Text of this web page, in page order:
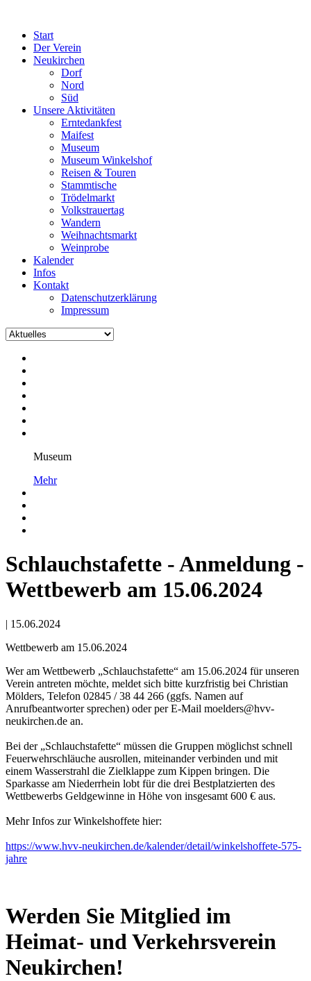
Start
Der Verein
Neukirchen
Dorf
Nord
Süd
Unsere Aktivitäten
Erntedankfest
Maifest
Museum
Museum Winkelshof
Reisen & Touren
Stammtische
Trödelmarkt
Volkstrauertag
Wandern
Weihnachtsmarkt
Weinprobe
Kalender
Infos
Kontakt
Datenschutzerklärung
Impressum
Museum
Mehr
Schlauchstafette - Anmeldung -
Wettbewerb am 15.06.2024
| 15.06.2024
Wettbewerb am 15.06.2024
Wer am Wettbewerb „Schlauchstafette“ am 15.06.2024 für unseren
Verein antreten möchte, meldet sich bitte kurzfristig bei Christian
Mölders, Telefon 02845 / 38 44 266 (ggfs. Namen auf
Anrufbeantworter sprechen) oder per E-Mail moelders@hvv-
neukirchen.de an.
Bei der „Schlauchstafette“ müssen die Gruppen möglichst schnell
Feuerwehrschläuche ausrollen, miteinander verbinden und mit
einem Wasserstrahl die Zielklappe zum Kippen bringen. Die
Sparkasse am Niederrhein lobt für die drei Bestplatzierten des
Wettbewerbs Geldgewinne in Höhe von insgesamt 600 € aus.
Mehr Infos zur Winkelshoffete hier:
https://www.hvv-neukirchen.de/kalender/detail/winkelshoffete-575-
jahre
Werden Sie Mitglied im
Heimat- und Verkehrsverein
Neukirchen!